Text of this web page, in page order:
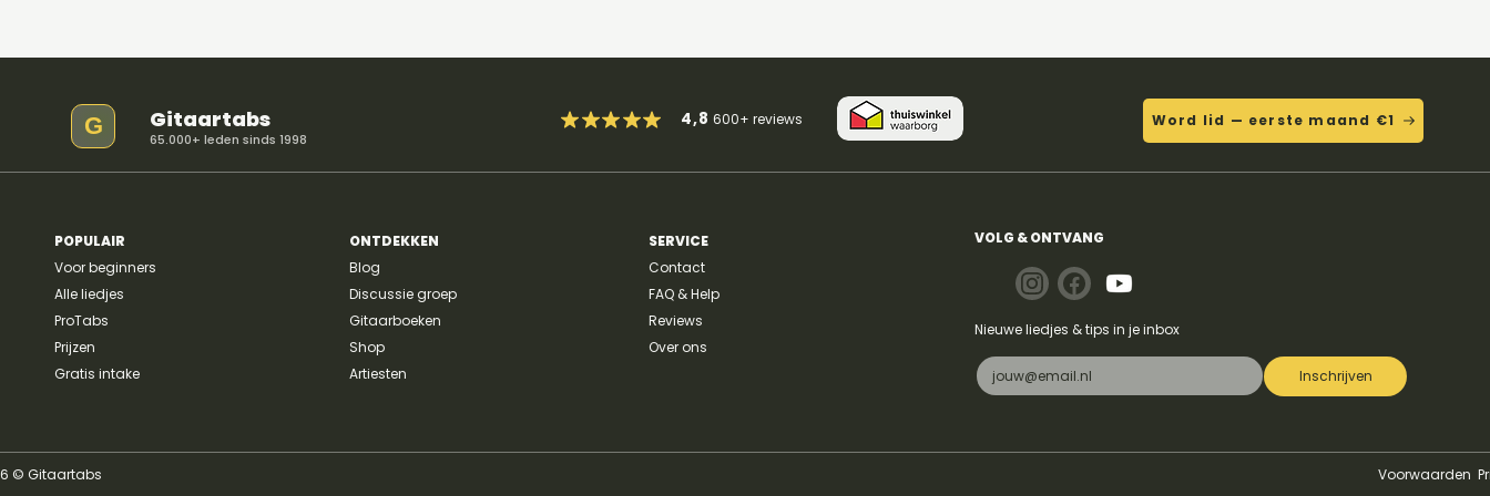
G Gitaartabs
65.000+ leden sinds 1998
4,8600+reviews Word lid — eerste maand €1
POPULAIR
Voor beginners
Alle liedjes
ProTabs
Prijzen
Gratis intake
ONTDEKKEN
Blog
Discussie groep
Gitaarboeken
Shop
Artiesten
SERVICE
Contact
FAQ & Help
Reviews
Over ons
VOLG & ONTVANG
Nieuwe liedjes & tips in je inbox
Inschrijven
© Gitaartabs Voorwaarden